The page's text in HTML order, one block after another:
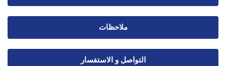
ملاحظات
التواصل و الاستفسار